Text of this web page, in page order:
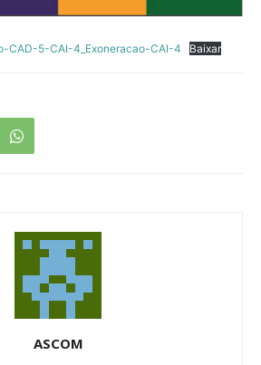
CAD-5-CAI-4_Exoneracao-CAI-4 Baixar
ASCOM